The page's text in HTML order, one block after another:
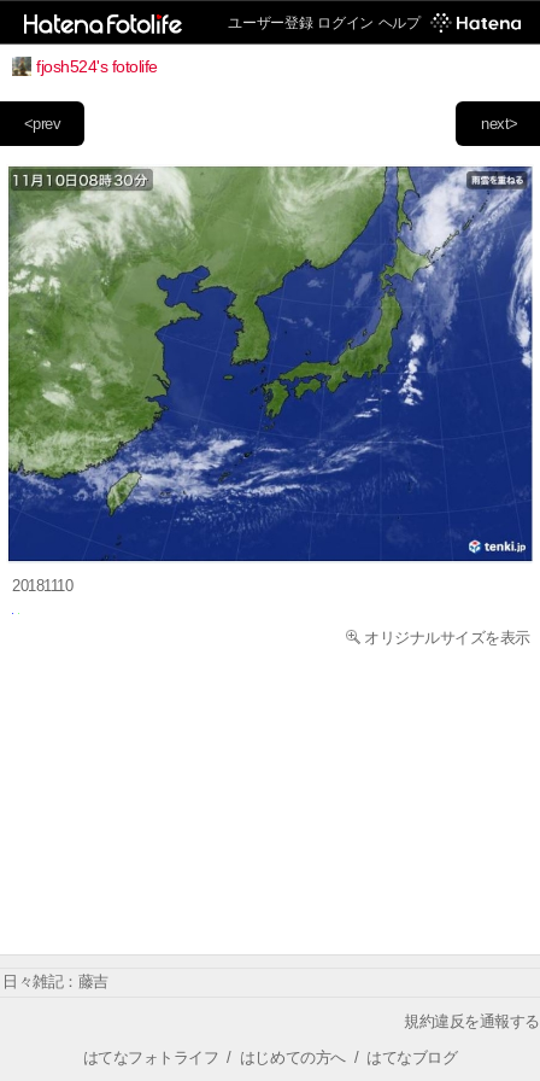
ユーザー登録 ログイン ヘルプ
fjosh524's fotolife
next>
<prev
20181110
オリジナルサイズを表示
日々雑記：藤吉
規約違反を通報する
はてなフォトライフ / はじめての方へ/ はてなブログ